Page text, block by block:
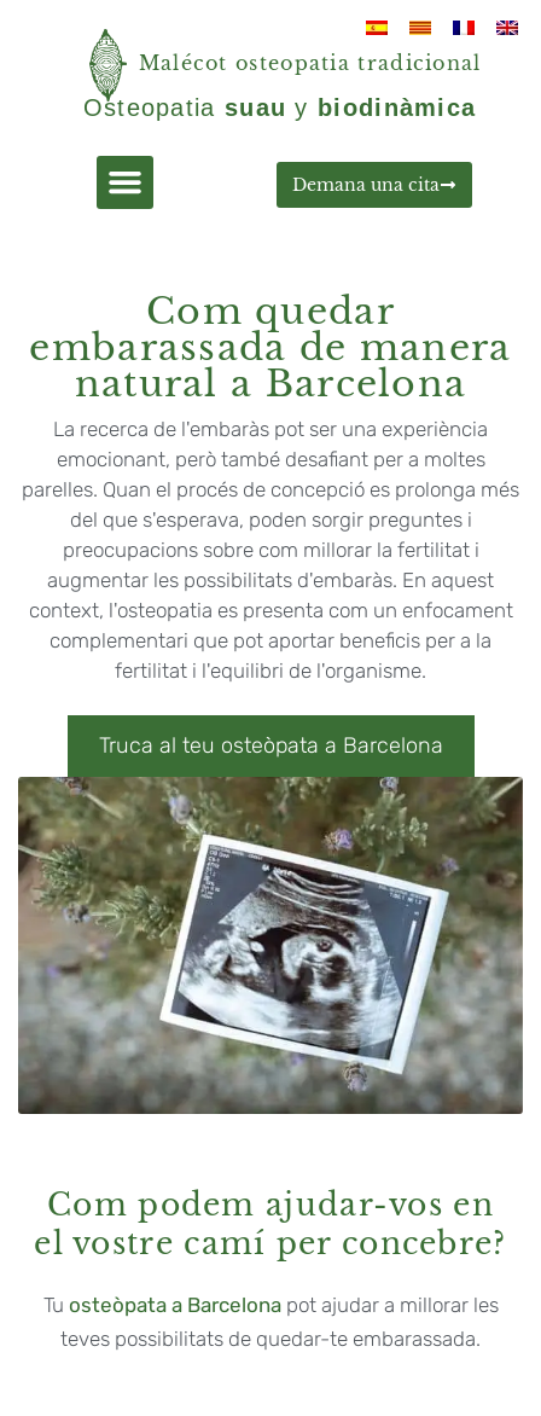
Malécot osteopatia tradicional
Osteopatia suauy biodinàmica
Demana una cita
Com quedar
embarassada de manera
natural a Barcelona
La recerca de l'embaràs pot ser una experiència
emocionant, però també desafiant per a moltes
parelles. Quan el procés de concepció es prolonga més
del que s'esperava, poden sorgir preguntes i
preocupacions sobre com millorar la fertilitat i
augmentar les possibilitats d'embaràs. En aquest
context, l'osteopatia es presenta com un enfocament
complementari que pot aportar beneficis per a la
fertilitat i l'equilibri de l'organisme.
Truca al teu osteòpata a Barcelona
Com podem ajudar-vos en
el vostre camí per concebre?
Tu osteòpata a Barcelonapot ajudar a millorar les
teves possibilitats de quedar-te embarassada.